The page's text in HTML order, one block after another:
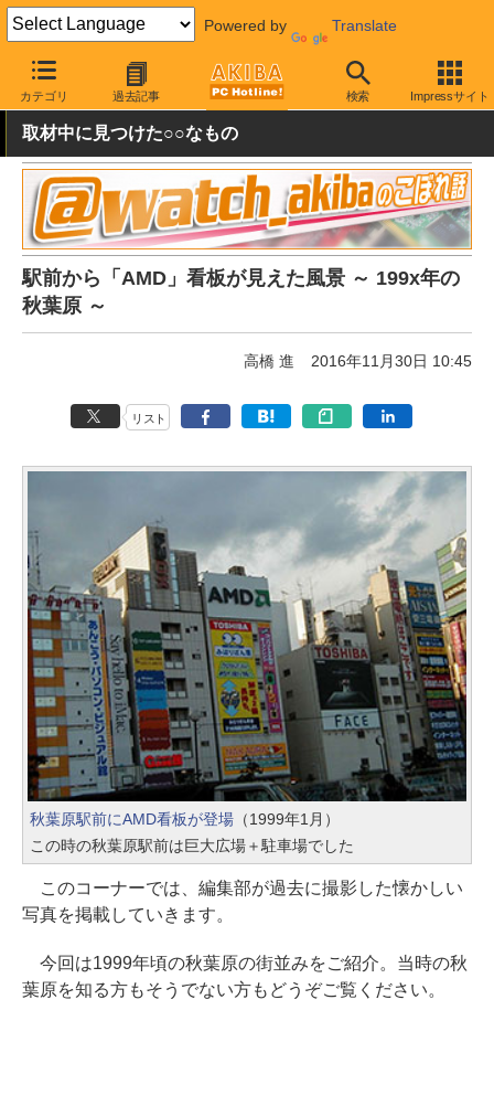
Powered by Translate
カテゴリ 過去記事 検索 Impressサイト
AKIBA PC Hotline! 秋葉原情報 スポット情報 その他
取材中に見つけた○○なもの
駅前から「AMD」看板が見えた風景 ～ 199x年の
秋葉原 ～
高橋 進 2016年11月30日 10:45
リスト
秋葉原駅前にAMD看板が登場（1999年1月）
この時の秋葉原駅前は巨大広場＋駐車場でした
このコーナーでは、編集部が過去に撮影した懐かしい
写真を掲載していきます。
今回は1999年頃の秋葉原の街並みをご紹介。当時の秋
葉原を知る方もそうでない方もどうぞご覧ください。